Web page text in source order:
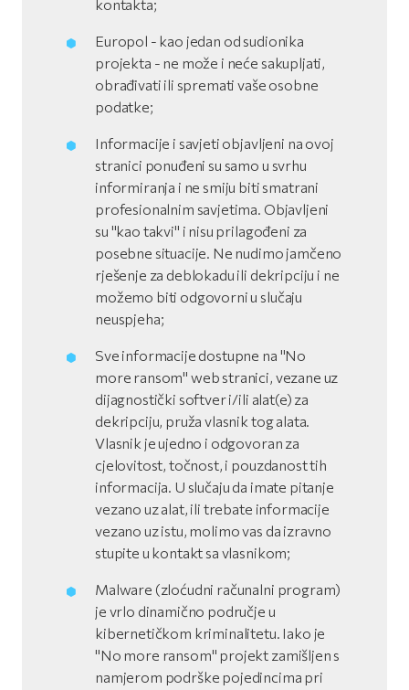
kontakta;
Europol - kao jedan od sudionika
projekta - ne može i neće sakupljati,
obrađivati ili spremati vaše osobne
podatke;
Informacije i savjeti objavljeni na ovoj
stranici ponuđeni su samo u svrhu
informiranja i ne smiju biti smatrani
profesionalnim savjetima. Objavljeni
su "kao takvi" i nisu prilagođeni za
posebne situacije. Ne nudimo jamčeno
rješenje za deblokadu ili dekripciju i ne
možemo biti odgovorni u slučaju
neuspjeha;
Sve informacije dostupne na "No
more ransom" web stranici, vezane uz
dijagnostički softver i/ili alat(e) za
dekripciju, pruža vlasnik tog alata.
Vlasnik je ujedno i odgovoran za
cjelovitost, točnost, i pouzdanost tih
informacija. U slučaju da imate pitanje
vezano uz alat, ili trebate informacije
vezano uz istu, molimo vas da izravno
stupite u kontakt sa vlasnikom;
Malware (zloćudni računalni program)
je vrlo dinamično područje u
kibernetičkom kriminalitetu. Iako je
"No more ransom" projekt zamišljen s
namjerom podrške pojedincima pri